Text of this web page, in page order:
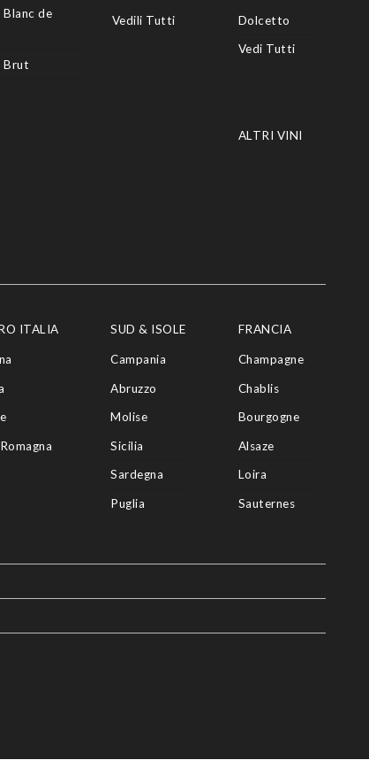
Blanc de
Brut
Vedili Tutti Dolcetto
Vedi Tutti
ALTRI VINI
ITALIA SUD & ISOLE
Campania
Abruzzo
Molise
Sicilia
Sardegna
Puglia
FRANCIA
Champagne
Chablis
Bourgogne
Alsaze
Loira
Sauternes